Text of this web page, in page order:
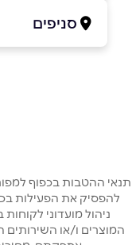
טלפון*
אימייל*
סניפים
תנאי ההטבות בכפוף
להפסיק את הפעילות
ניהול מועדוני
המוצרים ו/או